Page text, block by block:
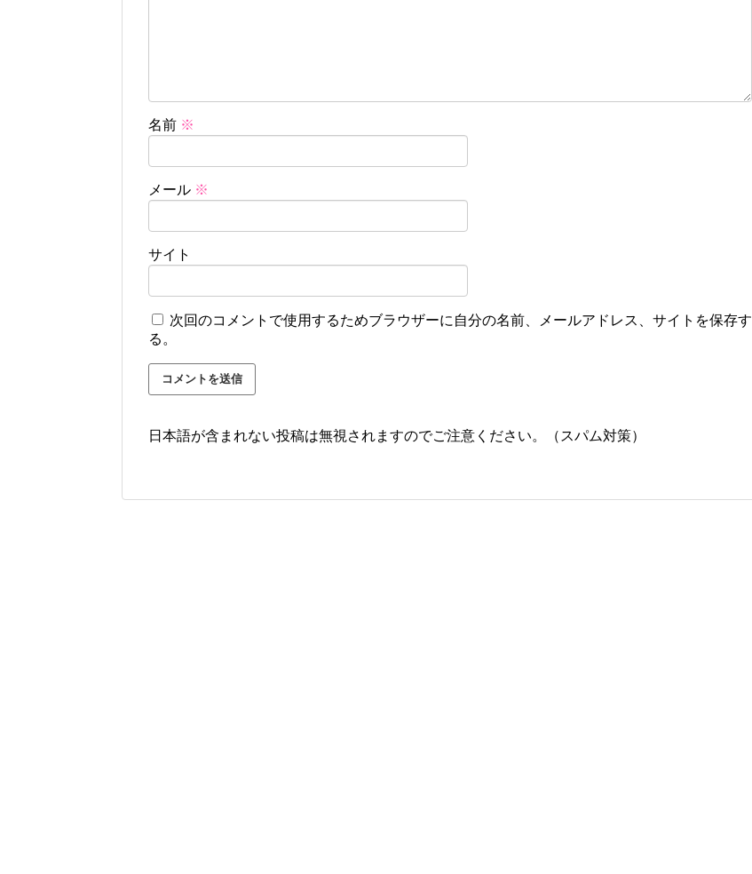
名前 ※
メール ※
サイト
次回のコメントで使用するためブラウザーに自分の名前、メールアドレス、サイトを保存す
る。
日本語が含まれない投稿は無視されますのでご注意ください。（スパム対策）